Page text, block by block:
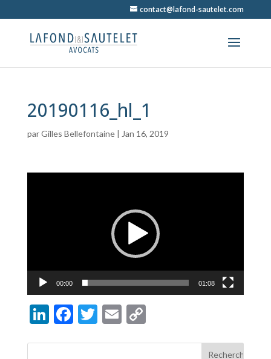
contact@lafond-sautelet.com
20190116_hl_1
parGilles Bellefontaine| Jan 16, 2019
00:00 01:08
Li F T E C